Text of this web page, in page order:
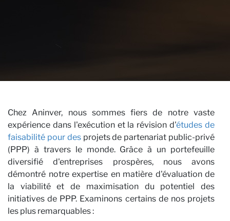
Chez Aninver, nous sommes fiers de notre vaste
expérience dans l'exécution et la révision d'études de
faisabilité pour desprojets de partenariat public-privé
(PPP) à travers le monde. Grâce à un portefeuille
diversifié d'entreprises prospères, nous avons
démontré notre expertise en matière d'évaluation de
la viabilité et de maximisation du potentiel des
initiatives de PPP. Examinons certains de nos projets
les plus remarquables :
REJOIGNEZ NOTRE
NEWSLETTER
×
Prénom
Nom de famille